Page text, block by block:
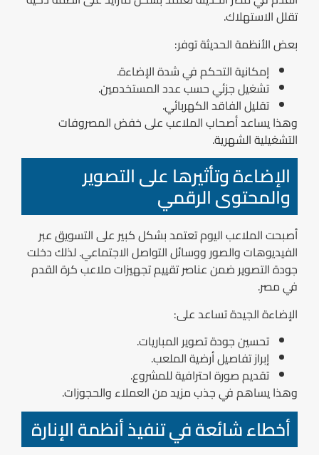
تقلل الاستهلاك.
بعض الأنظمة الحديثة توفر:
إمكانية التحكم في شدة الإضاءة.
تشغيل جزئي حسب عدد المستخدمين.
تقليل الفاقد الكهربائي.
وهذا يساعد أصحاب الملاعب على خفض المصروفات
التشغيلية الشهرية.
الإضاءة وتأثيرها على التصوير
والمحتوى الرقمي
أصبحت الملاعب اليوم تعتمد بشكل كبير على التسويق عبر
الفيديوهات والصور ووسائل التواصل الاجتماعي. لذلك دخلت
جودة التصوير ضمن عناصر تقييم تجهيزات ملاعب كرة القدم
في مصر.
الإضاءة الجيدة تساعد على:
تحسين جودة تصوير المباريات.
إبراز تفاصيل أرضية الملعب.
تقديم صورة احترافية للمشروع.
وهذا يساهم في جذب مزيد من العملاء والحجوزات.
أخطاء شائعة في تنفيذ أنظمة الإنارة